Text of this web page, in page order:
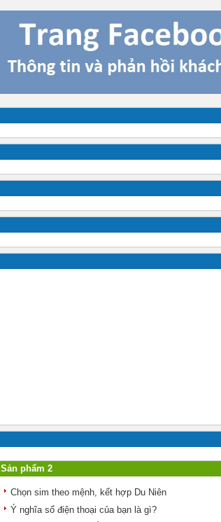
Sản phẩm 2
Chọn sim theo mệnh, kết hợp Du Niên
Ý nghĩa số điện thoại của bạn là gì?